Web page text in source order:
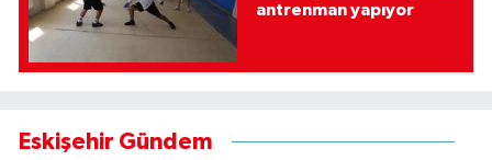
antrenman yapıyor
Eskişehir Gündem